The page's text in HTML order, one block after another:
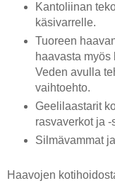
Kantoliinan
käsivarrelle.
Tuoreen
haavasta
Veden avulla
vaihtoehto.
Geelilaastarit
rasvaverkot ja -
Silmävammat
Haavojen